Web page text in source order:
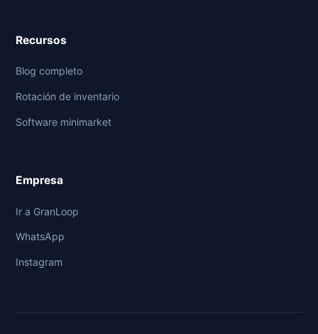
Recursos
Blog completo
Rotación de inventario
Software minimarket
Empresa
Ir a GranLoop
WhatsApp
Instagram